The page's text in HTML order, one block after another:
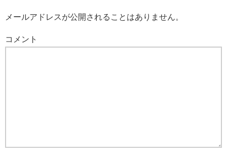
メールアドレスが公開されることはありません。
コメント